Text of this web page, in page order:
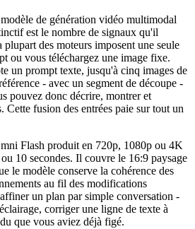
de génération vidéo multimodal
est le nombre de signaux qu'il
des moteurs imposent une seule
ou vous téléchargez une image fixe.
un prompt texte, jusqu'à cinq images de
- avec un segment de découpe -
pouvez donc décrire, montrer et
Cette fusion des entrées paie sur tout un
Flash produit en 720p, 1080p ou 4K
10 secondes. Il couvre le 16:9 paysage
le modèle conserve la cohérence des
au fil des modifications
un plan par simple conversation -
corriger une ligne de texte à
que vous aviez déjà figé.